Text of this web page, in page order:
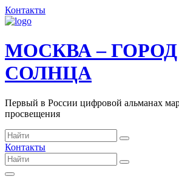
Контакты
МОСКВА – ГОРОД
СОЛНЦА
Первый в России цифровой альманах
просвещения
Контакты